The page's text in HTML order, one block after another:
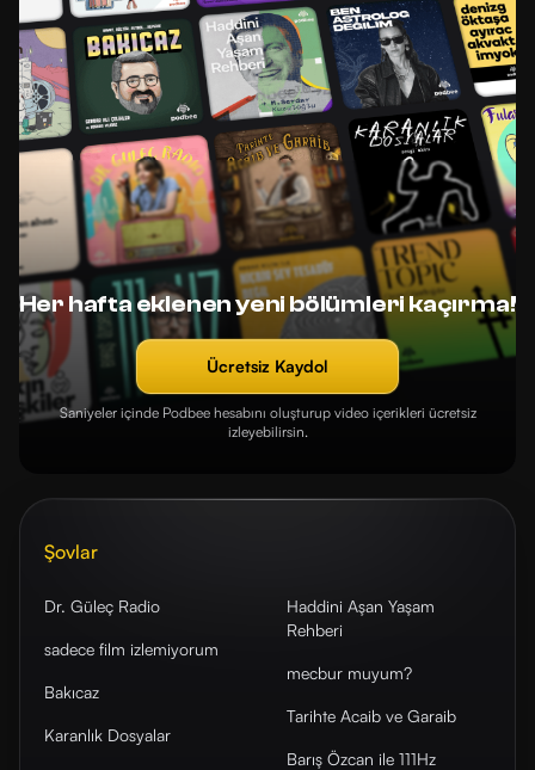
Her hafta eklenen yeni bölümleri kaçırma!
Ücretsiz Kaydol
Saniyeler içinde Podbee hesabını oluşturup video içerikleri ücretsiz
izleyebilirsin.
Şovlar
Dr. Güleç Radio
sadece film izlemiyorum
Bakıcaz
Karanlık Dosyalar
Haddini Aşan Yaşam
Rehberi
mecbur muyum?
Tarihte Acaib ve Garaib
Barış Özcan ile 111Hz